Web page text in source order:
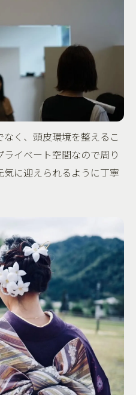
く、頭皮環境を整えるこ
イベート空間なので周り
に迎えられるように丁寧